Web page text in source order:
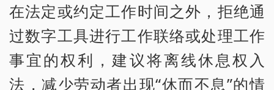
在法定或约定工作时间之外，拒绝通
过数字工具进行工作联络或处理工作
事宜的权利，建议将离线休息权入
法，减少劳动者出现“休而不息”的情